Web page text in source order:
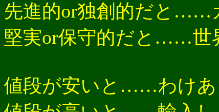
先進的or独創的だと……
堅実or保守的だと……世
値段が安いと……わけあ